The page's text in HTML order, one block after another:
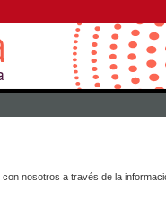
nosotros a través de la